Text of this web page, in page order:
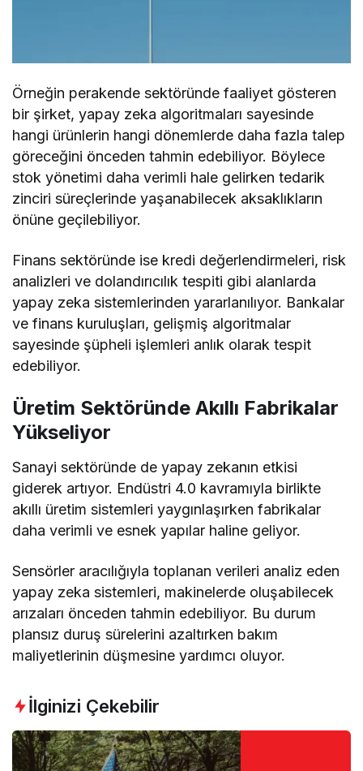
Örneğin perakende sektöründe faaliyet gösteren
bir şirket, yapay zeka algoritmaları sayesinde
hangi ürünlerin hangi dönemlerde daha fazla talep
göreceğini önceden tahmin edebiliyor. Böylece
stok yönetimi daha verimli hale gelirken tedarik
zinciri süreçlerinde yaşanabilecek aksaklıkların
önüne geçilebiliyor.
Finans sektöründe ise kredi değerlendirmeleri, risk
analizleri ve dolandırıcılık tespiti gibi alanlarda
yapay zeka sistemlerinden yararlanılıyor. Bankalar
ve finans kuruluşları, gelişmiş algoritmalar
sayesinde şüpheli işlemleri anlık olarak tespit
edebiliyor.
Üretim Sektöründe Akıllı Fabrikalar
Yükseliyor
Sanayi sektöründe de yapay zekanın etkisi
giderek artıyor. Endüstri 4.0 kavramıyla birlikte
akıllı üretim sistemleri yaygınlaşırken fabrikalar
daha verimli ve esnek yapılar haline geliyor.
Sensörler aracılığıyla toplanan verileri analiz eden
yapay zeka sistemleri, makinelerde oluşabilecek
arızaları önceden tahmin edebiliyor. Bu durum
plansız duruş sürelerini azaltırken bakım
maliyetlerinin düşmesine yardımcı oluyor.
İlginizi Çekebilir